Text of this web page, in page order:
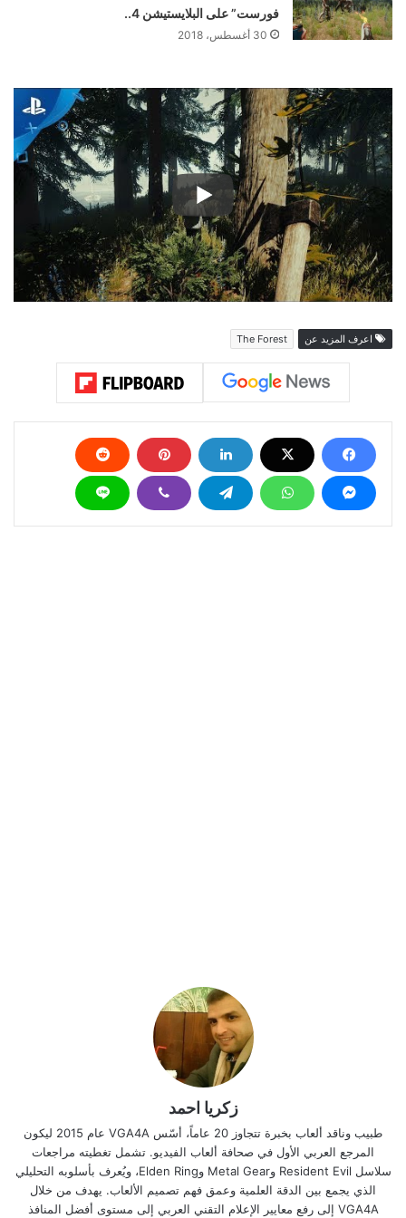
فورست” على البلايستيشن 4..
30 أغسطس، 2018
اعرف المزيد عن The Forest
زكريا احمد
طبيب وناقد ألعاب بخبرة تتجاوز 20 عاماً، أسّس VGA4A عام 2015 ليكون
المرجع العربي الأول في صحافة ألعاب الفيديو. تشمل تغطيته مراجعات
سلاسل Resident Evil وMetal Gear وElden Ring، ويُعرف بأسلوبه التحليلي
الذي يجمع بين الدقة العلمية وعمق فهم تصميم الألعاب. يهدف من خلال
VGA4A إلى رفع معايير الإعلام التقني العربي إلى مستوى أفضل المنافذ